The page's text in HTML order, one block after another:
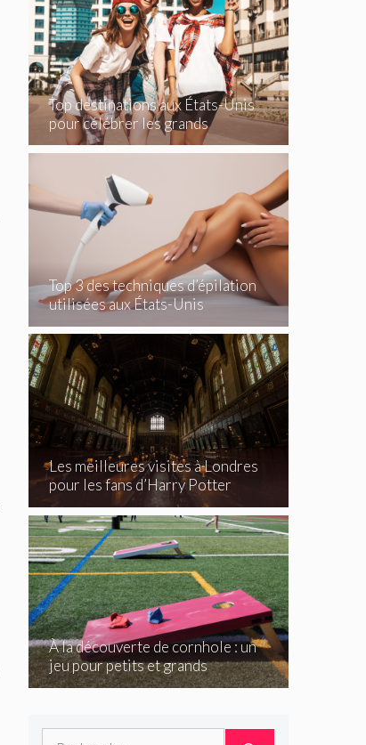
Top destinations aux États-Unis
pour célébrer les grands
événements
Top 3 des techniques d’épilation
utilisées aux États-Unis
Les meilleures visites à Londres
pour les fans d’Harry Potter
À la découverte de cornhole : un
jeu pour petits et grands
Rechercher :